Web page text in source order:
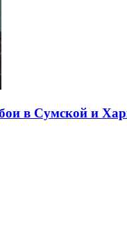
в Сумской и